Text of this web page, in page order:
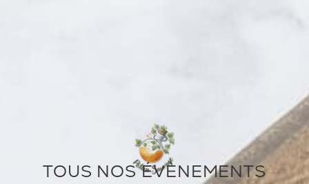
TOUS NOS ÉVÈNEMENTS